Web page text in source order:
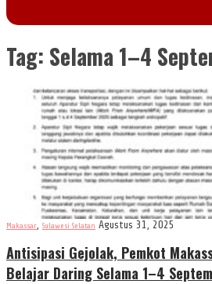
Tag: Selama 1–4
Makassar Sulawesi Selatan Agustus 31, 2025
Antisipasi Gejolak, Pemkot
Belajar Daring Selama 1–4